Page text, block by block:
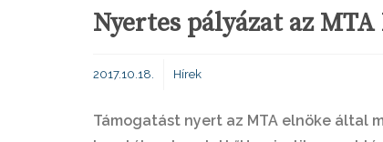
Nyertes pályázat az
2017.10.18. Hírek
Támogatást nyert az MTA elnöke által